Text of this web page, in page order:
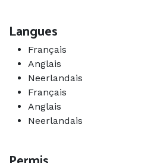
Langues
Français
Anglais
Neerlandais
Français
Anglais
Neerlandais